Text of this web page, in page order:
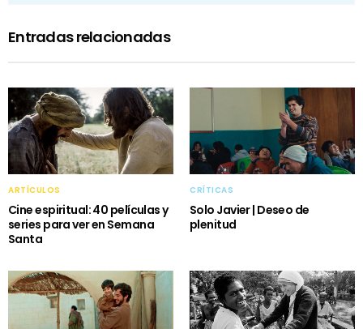
Entradas relacionadas
ARTÍCULOS
Cine espiritual: 40 películas y
series para ver en Semana
Santa
CRÍTICAS
Solo Javier | Deseo de
plenitud